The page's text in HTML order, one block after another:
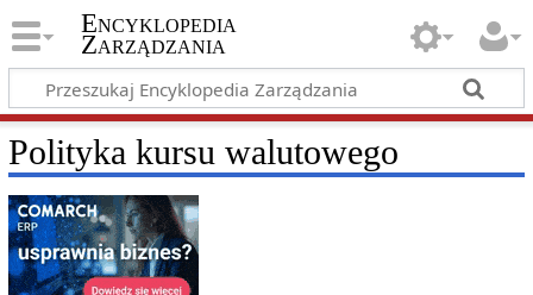
Encyklopedia
Zarządzania
Polityka kursu walutowego